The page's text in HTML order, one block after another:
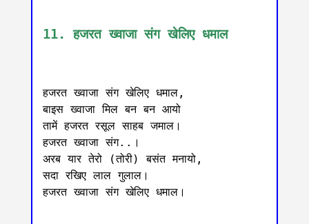
11. हजरत ख्वाजा संग खेलिए धमाल
हजरत ख्वाजा संग खेलिए धमाल,
बाइस ख्वाजा मिल बन बन आयो
तामें हजरत रसूल साहब जमाल।
हजरत ख्वाजा संग..।
अरब यार तेरो (तोरी) बसंत मनायो,
सदा रखिए लाल गुलाल।
हजरत ख्वाजा संग खेलिए धमाल।